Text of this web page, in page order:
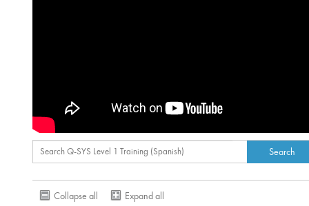
Collapse all Expand all